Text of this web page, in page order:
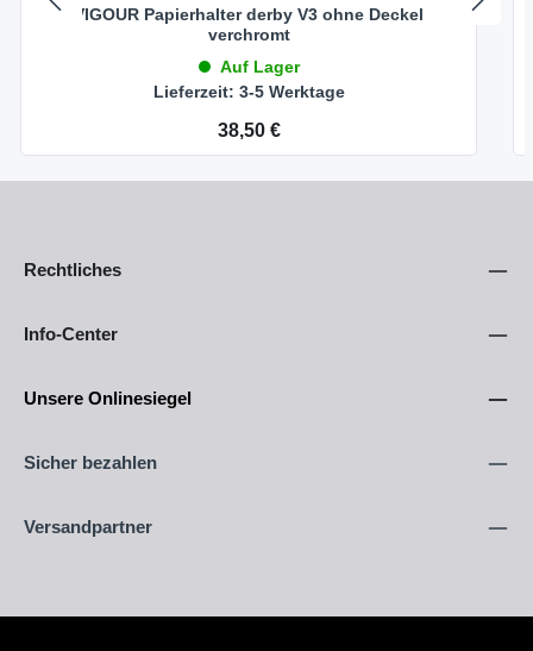
VIGOUR Papierhalter derby V3 ohne Deckel
verchromt
Auf Lager
Lieferzeit: 3-5 Werktage
Regulärer Preis:
38,50 €
Rechtliches
Info-Center
Unsere Onlinesiegel
Sicher bezahlen
Versandpartner